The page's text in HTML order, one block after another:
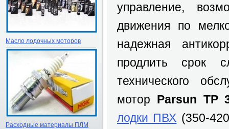
управление,
движения по
надежная
продлить срок
технического
мотор Parsun TP
лодки ПВХ (350-
Масло лодочных моторов
Расходные материалы ПЛМ